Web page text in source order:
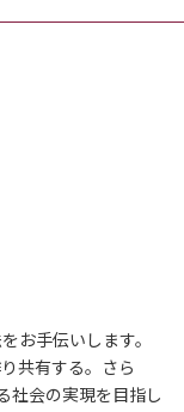
お手伝いします。
共有する。さら
社会の実現を目指し